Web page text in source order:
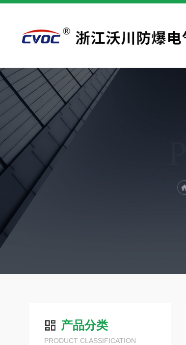
产品分类
PRODUCT CLASSIFICATION